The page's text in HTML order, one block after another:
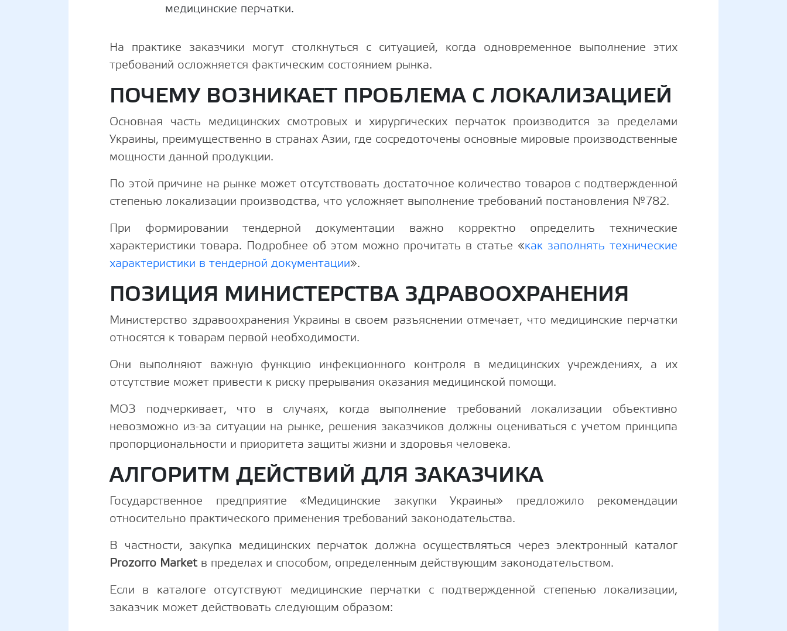
медицинские перчатки.
На практике заказчики могут столкнуться с ситуацией, когда одновременное выполнение этих
требований осложняется фактическим состоянием рынка.
ПОЧЕМУ ВОЗНИКАЕТ ПРОБЛЕМА С ЛОКАЛИЗАЦИЕЙ
Основная часть медицинских смотровых и хирургических перчаток производится за пределами
Украины, преимущественно в странах Азии, где сосредоточены основные мировые производственные
мощности данной продукции.
По этой причине на рынке может отсутствовать достаточное количество товаров с подтвержденной
степенью локализации производства, что усложняет выполнение требований постановления №782.
При формировании тендерной документации важно корректно определить технические
характеристики товара. Подробнее об этом можно прочитать в статье «как заполнять технические
характеристики в тендерной документации».
ПОЗИЦИЯ МИНИСТЕРСТВА ЗДРАВООХРАНЕНИЯ
Министерство здравоохранения Украины в своем разъяснении отмечает, что медицинские перчатки
относятся к товарам первой необходимости.
Они выполняют важную функцию инфекционного контроля в медицинских учреждениях, а их
отсутствие может привести к риску прерывания оказания медицинской помощи.
МОЗ подчеркивает, что в случаях, когда выполнение требований локализации объективно
невозможно из-за ситуации на рынке, решения заказчиков должны оцениваться с учетом принципа
пропорциональности и приоритета защиты жизни и здоровья человека.
АЛГОРИТМ ДЕЙСТВИЙ ДЛЯ ЗАКАЗЧИКА
Государственное предприятие «Медицинские закупки Украины» предложило рекомендации
относительно практического применения требований законодательства.
В частности, закупка медицинских перчаток должна осуществляться через электронный каталог
Prozorro Marketв пределах и способом, определенным действующим законодательством.
Если в каталоге отсутствуют медицинские перчатки с подтвержденной степенью локализации,
заказчик может действовать следующим образом: